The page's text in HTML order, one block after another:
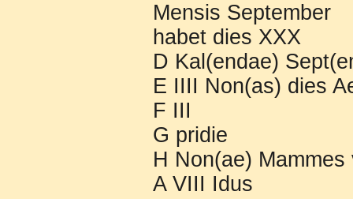
Mensis September
habet dies XXX
D Kal(endae)
E IIII Non(as) dies
F III
G pridie
H Non(ae) Mammes
A VIII Idus